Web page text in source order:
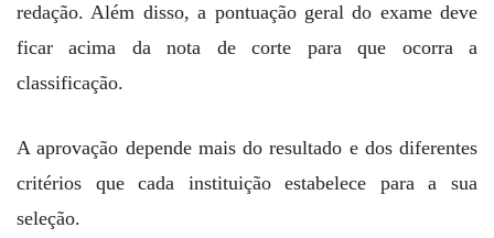
redação. Além disso, a pontuação geral do exame deve
ficar acima da nota de corte para que ocorra a
classificação.
A aprovação depende mais do resultado e dos diferentes
critérios que cada instituição estabelece para a sua
seleção.